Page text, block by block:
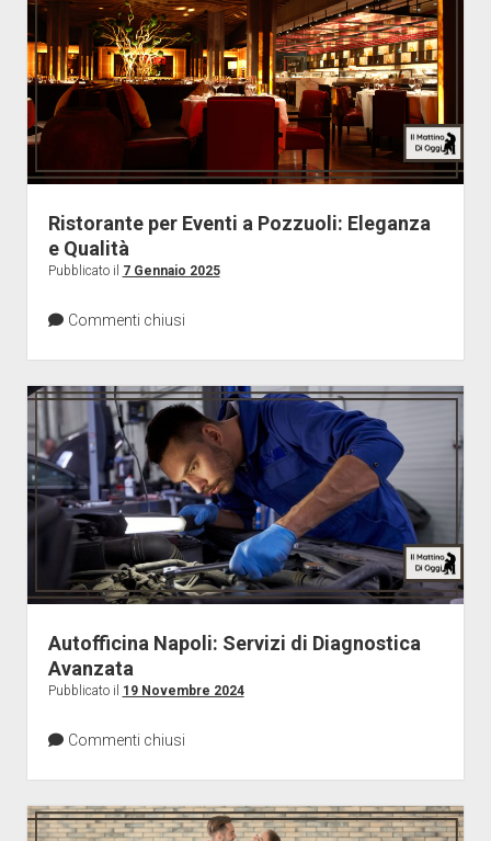
Ristorante per Eventi a Pozzuoli: Eleganza
e Qualità
Pubblicato il 7 Gennaio 2025
Commenti chiusi
Autofficina Napoli: Servizi di Diagnostica
Avanzata
Pubblicato il 19 Novembre 2024
Commenti chiusi